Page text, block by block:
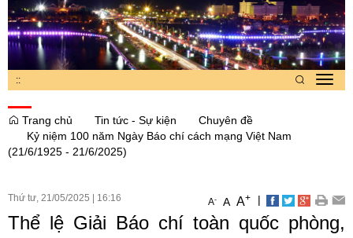
::
Trang chủ
Tin tức - Sự kiện
Chuyên đề
Kỷ niệm 100 năm Ngày Báo chí cách mạng Việt Nam
(21/6/1925 - 21/6/2025)
Thứ tư, 21/05/2025 16:16 A- A A+ |
Thể lệ Giải Báo chí toàn quốc phòng,